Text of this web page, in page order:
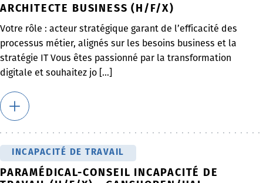
ARCHITECTE BUSINESS (H/F/X)
Votre rôle : acteur stratégique garant de l’efficacité des
processus métier, alignés sur les besoins business et la
stratégie IT Vous êtes passionné par la transformation
digitale et souhaitez jo [...]
INCAPACITÉ DE TRAVAIL
PARAMÉDICAL-CONSEIL INCAPACITÉ DE